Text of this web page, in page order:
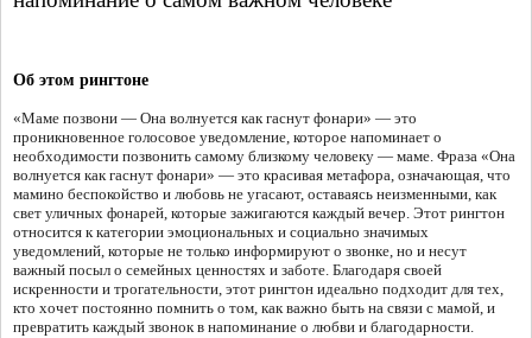
Об этом рингтоне
«Маме позвони — Она волнуется как гаснут фонари» — это
проникновенное голосовое уведомление, которое напоминает о
необходимости позвонить самому близкому человеку — маме. Фраза «Она
волнуется как гаснут фонари» — это красивая метафора, означающая, что
мамино беспокойство и любовь не угасают, оставаясь неизменными, как
свет уличных фонарей, которые зажигаются каждый вечер. Этот рингтон
относится к категории эмоциональных и социально значимых
уведомлений, которые не только информируют о звонке, но и несут
важный посыл о семейных ценностях и заботе. Благодаря своей
искренности и трогательности, этот рингтон идеально подходит для тех,
кто хочет постоянно помнить о том, как важно быть на связи с мамой, и
превратить каждый звонок в напоминание о любви и благодарности.